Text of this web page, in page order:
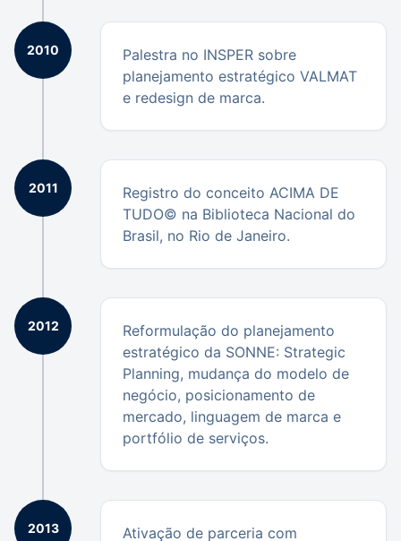
2010
Palestra no INSPER sobre
planejamento estratégico VALMAT
e redesign de marca.
2011
Registro do conceito ACIMA DE
TUDO© na Biblioteca Nacional do
Brasil, no Rio de Janeiro.
2012
Reformulação do planejamento
estratégico da SONNE: Strategic
Planning, mudança do modelo de
negócio, posicionamento de
mercado, linguagem de marca e
portfólio de serviços.
2013 Ativação de parceria com